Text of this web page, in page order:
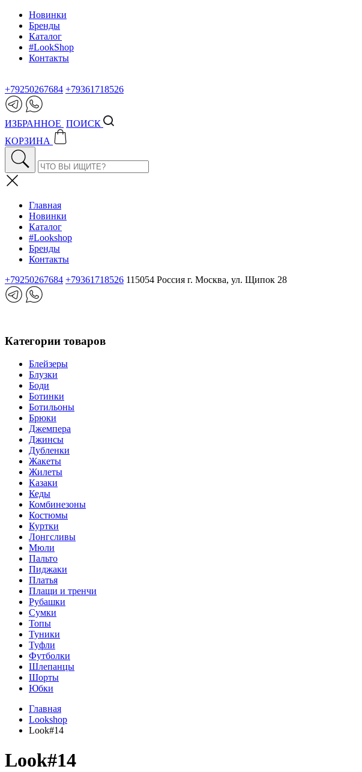
Новинки
Бренды
Каталог
#LookShop
Контакты
+79250267684 +79361718526
ИЗБРАННОЕ ПОИСК
КОРЗИНА
Главная
Новинки
Каталог
#Lookshop
Бренды
Контакты
+79250267684 +79361718526 115054 Россия г. Москва, ул. Щипок 28
Категории товаров
Блейзеры
Блузки
Боди
Ботинки
Ботильоны
Брюки
Джемпера
Джинсы
Дубленки
Жакеты
Жилеты
Казаки
Кеды
Комбинезоны
Костюмы
Куртки
Лонгсливы
Мюли
Пальто
Пиджаки
Платья
Плащи и тренчи
Рубашки
Сумки
Топы
Туники
Туфли
Футболки
Шлепанцы
Шорты
Юбки
Главная
Lookshop
Look#14
Look#14